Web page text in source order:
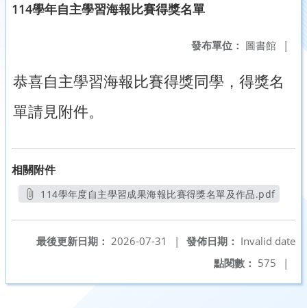
114學年自主學習海報比賽得獎名單
發布單位： 圖書館 |
恭喜自主學習海報比賽得獎同學，得獎名
單請見附件。
相關附件
114學年度自主學習成果海報比賽得獎名單及作品.pdf
發佈日期： Invalid date
最後更新日期： 2026-07-31
|
點閱數： 575 |